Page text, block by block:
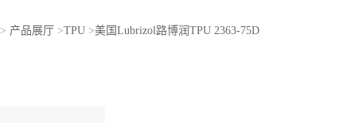
> 产品展厅 >TPU>美国Lubrizol路博润TPU 2363-75D